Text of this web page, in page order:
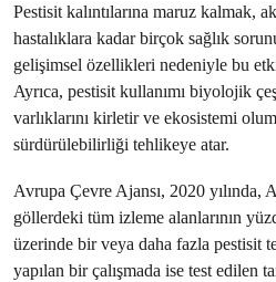
Pestisit kalıntılarına maruz kalmak,
hastalıklara kadar birçok sağlık
gelişimsel özellikleri nedeniyle bu
Ayrıca, pestisit kullanımı biyolojik
varlıklarını kirletir ve ekosistemi
sürdürülebilirliği tehlikeye atar.
Avrupa Çevre Ajansı, 2020 yılında,
göllerdeki tüm izleme alanlarının
üzerinde bir veya daha fazla pestisit
yapılan bir çalışmada ise test edilen